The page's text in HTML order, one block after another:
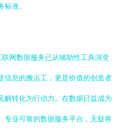
准。
网数据服务已从辅助性工具演变
信息的搬运工，更是价值的创造者
转化为行动力。在数据日益成为
专业可靠的数据服务平台，无疑将